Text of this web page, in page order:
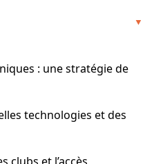
: une stratégie de
technologies et des